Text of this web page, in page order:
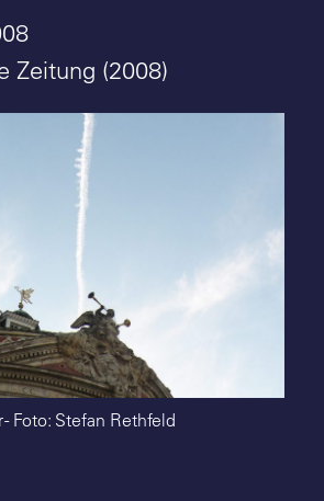
Zeitung (2008)
Foto: Stefan Rethfeld